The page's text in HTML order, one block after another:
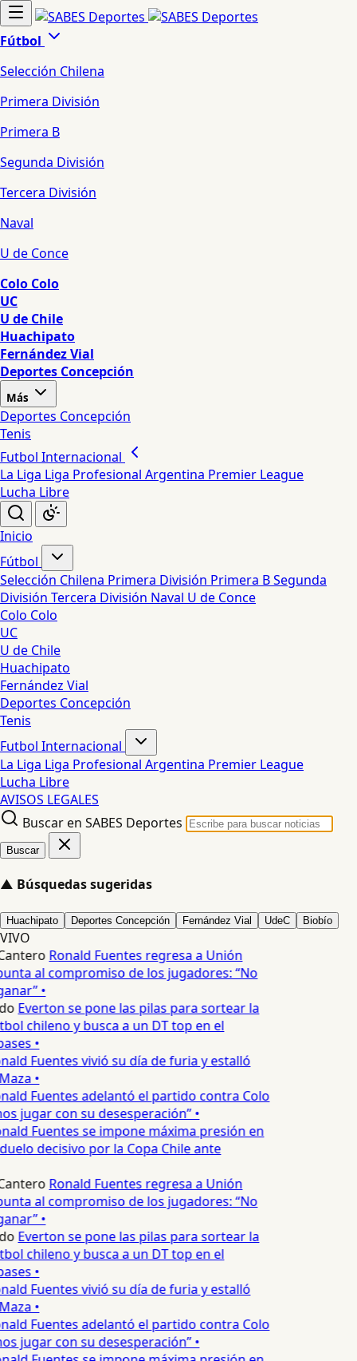
Fútbol
Selección Chilena
Primera División
Primera B
Segunda División
Tercera División
Naval
U de Conce
Colo Colo
UC
U de Chile
Huachipato
Fernández Vial
Deportes Concepción
Más
Deportes Concepción
Tenis
Futbol Internacional
La Liga Liga Profesional Argentina Premier League
Lucha Libre
Inicio
Fútbol
Selección Chilena Primera División Primera BSegunda
División Tercera División Naval U de Conce
Colo Colo
UC
U de Chile
Huachipato
Fernández Vial
Deportes Concepción
Tenis
Futbol Internacional
La Liga Liga Profesional Argentina Premier League
Lucha Libre
AVISOS LEGALES
Buscar en SABES Deportes
Buscar
▲ Búsquedas sugeridas
Huachipato Deportes Concepción Fernández Vial UdeC Biobío
VIVO
Ronald Fuentes regresa a Unión
al compromiso de los jugadores: “No
•
Everton se pone las pilas para sortear la
chileno y busca a un DT top en el
•
Fuentes vivió su día de furia y estalló
•
Fuentes adelantó el partido contra Colo
jugar con su desesperación” •
Fuentes se impone máxima presión en
decisivo por la Copa Chile ante
Ronald Fuentes regresa a Unión
al compromiso de los jugadores: “No
•
Everton se pone las pilas para sortear la
chileno y busca a un DT top en el
•
Fuentes vivió su día de furia y estalló
•
Fuentes adelantó el partido contra Colo
jugar con su desesperación” •